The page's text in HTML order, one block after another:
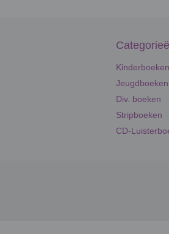
Div. boeken
Stripboeken
CD-